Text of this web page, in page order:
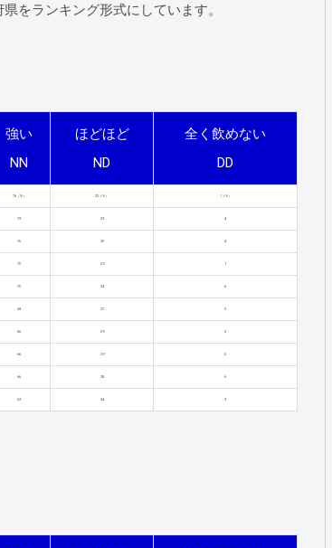
をランキング形式にしています。
強い
NN
ほどほど
ND
全く飲めない
DD
76（%） 23（%） 1（%）
73 23 4
76 20 4
70 29 1
70 24 6
68 27 5
66 29 5
66 29 5
66 28 6
63 34 3